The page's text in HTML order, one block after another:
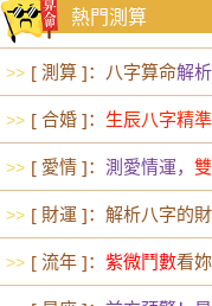
熱門測算
>> [ 測算 ]：八字算命解
>> [ 合婚 ]： 生辰八字精
>> [ 愛情 ]： 測愛情運，
>> [ 財運 ]：解析八字的
>> [ 流年 ]： 紫微鬥數看